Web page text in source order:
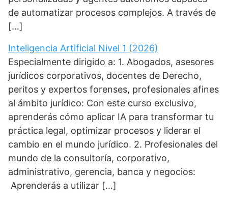
de automatizar procesos complejos. A través de
[…]
Inteligencia Artificial Nivel 1 (2026)
Especialmente dirigido a: 1. Abogados, asesores
jurídicos corporativos, docentes de Derecho,
peritos y expertos forenses, profesionales afines
al ámbito jurídico: Con este curso exclusivo,
aprenderás cómo aplicar IA para transformar tu
práctica legal, optimizar procesos y liderar el
cambio en el mundo jurídico. 2. Profesionales del
mundo de la consultoría, corporativo,
administrativo, gerencia, banca y negocios:
Aprenderás a utilizar […]